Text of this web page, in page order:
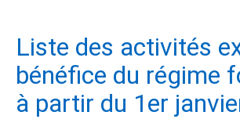
Liste des activités
bénéfice du régime
à partir du 1er